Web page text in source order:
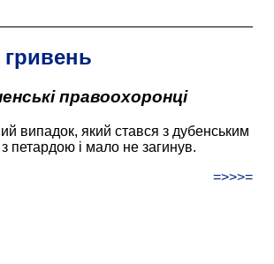
гривень
правоохоронці
випадок, який стався з дубенським
петардою і мало не загинув.
=>>>=